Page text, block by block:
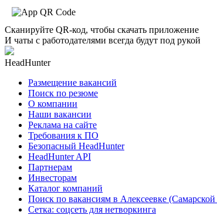
Сканируйте QR-код, чтобы скачать приложение
И чаты с работодателями всегда будут под рукой
HeadHunter
Размещение вакансий
Поиск по резюме
О компании
Наши вакансии
Реклама на сайте
Требования к ПО
Безопасный HeadHunter
HeadHunter API
Партнерам
Инвесторам
Каталог компаний
Поиск по вакансиям в Алексеевке (Самарской
Сетка: соцсеть для нетворкинга